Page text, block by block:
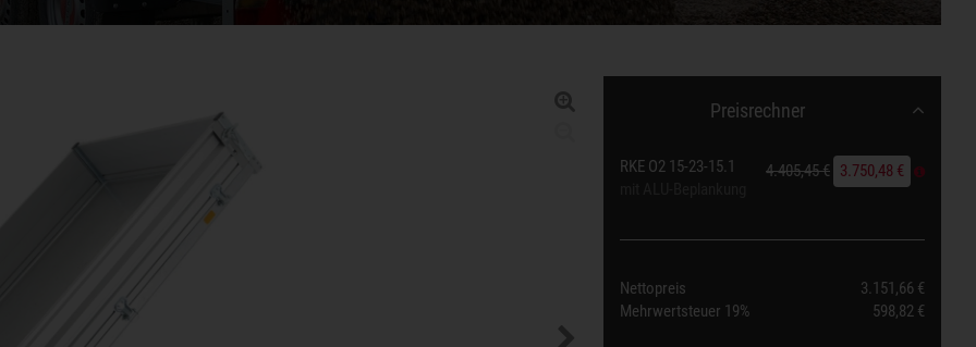
Preisrechner
RKE O2 15-23-15.1 4.405,45 € 3.750,48 €
Nettopreis
3.151,66 €
Mehrwertsteuer 19% 598,82 €